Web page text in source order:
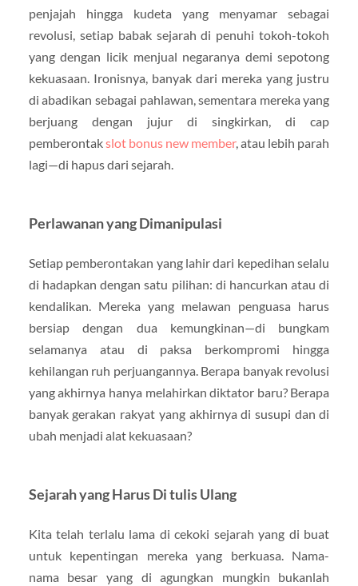
penjajah hingga kudeta yang menyamar sebagai
revolusi, setiap babak sejarah di penuhi tokoh-tokoh
yang dengan licik menjual negaranya demi sepotong
kekuasaan. Ironisnya, banyak dari mereka yang justru
di abadikan sebagai pahlawan, sementara mereka yang
berjuang dengan jujur di singkirkan, di cap
pemberontakslot bonus new member, atau lebih parah
lagi—di hapus dari sejarah.
Perlawanan yang Dimanipulasi
Setiap pemberontakan yang lahir dari kepedihan selalu
di hadapkan dengan satu pilihan: di hancurkan atau di
kendalikan. Mereka yang melawan penguasa harus
bersiap dengan dua kemungkinan—di bungkam
selamanya atau di paksa berkompromi hingga
kehilangan ruh perjuangannya. Berapa banyak revolusi
yang akhirnya hanya melahirkan diktator baru? Berapa
banyak gerakan rakyat yang akhirnya di susupi dan di
ubah menjadi alat kekuasaan?
Sejarah yang Harus Di tulis Ulang
Kita telah terlalu lama di cekoki sejarah yang di buat
untuk kepentingan mereka yang berkuasa. Nama-
nama besar yang di agungkan mungkin bukanlah